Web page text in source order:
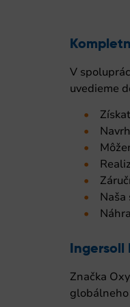
V
uvedieme
Naša
Ingersoll
Značka